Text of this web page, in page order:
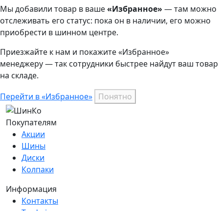
Мы добавили товар в ваше«Избранное» — там можно
отслеживать его статус: пока он в наличии, его можно
приобрести в шинном центре.
Приезжайте к нам и покажите «Избранное»
менеджеру — так сотрудники быстрее найдут ваш товар
на складе.
Перейти в «Избранное» Понятно
Покупателям
Акции
Шины
Диски
Колпаки
Информация
Контакты